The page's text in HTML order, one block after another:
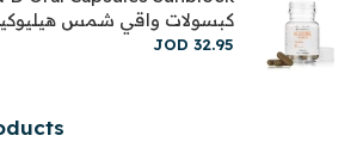
كبسولات واقي شمس
JOD 32.95